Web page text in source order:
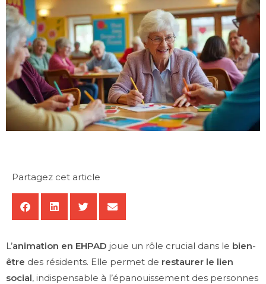
Partagez cet article
L’animation en EHPAD joue un rôle crucial dans le bien-
être des résidents. Elle permet de restaurer le lien
social, indispensable à l’épanouissement des personnes